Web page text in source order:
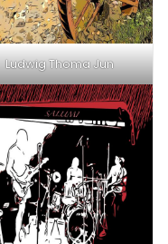
Ludwig Thoma Jun